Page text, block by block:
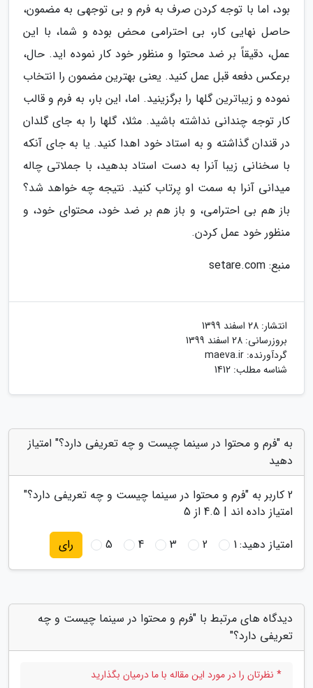
بود، اما با توجه کردن صرف به فرم و بی توجهی به مضمون،
حاصل نهایی کار، بی احترامی محض بوده و شما، با این
عمل، دقیقاً بر ضد محتوا و منظور خود کار نموده اید. حال،
برعکس دفعه قبل عمل کنید. یعنی بهترین مضمون را انتخاب
نموده و زیباترین گلها را برگزینید. اما، این بار، به فرم و قالب
کار توجه چندانی نداشته باشید. مثلا، گلها را به جای گلدان
در قندان گذاشته و به استاد خود اهدا کنید. یا به جای آنکه
با سخنانی زیبا آنرا به دست استاد بدهید، با جملاتی چاله
میدانی آنرا به سمت او پرتاب کنید. نتیجه چه خواهد شد؟
باز هم بی احترامی، و باز هم بر ضد خود، محتوای خود، و
منظور خود عمل کردن.
منبع: setare.com
انتشار: 28 اسفند 1399
بروزرسانی: 28 اسفند 1399
گردآورنده: maeva.ir
شناسه مطلب: 1412
به "فرم و محتوا در سینما چیست و چه تعریفی دارد؟" امتیاز
دهید
2 کاربر به "فرم و محتوا در سینما چیست و چه تعریفی دارد؟"
امتیاز داده اند | 4.5 از 5
امتیاز دهید:1
2
3
4
5 رای
دیدگاه های مرتبط با "فرم و محتوا در سینما چیست و چه
تعریفی دارد؟"
* نظرتان را در مورد این مقاله با ما درمیان بگذارید